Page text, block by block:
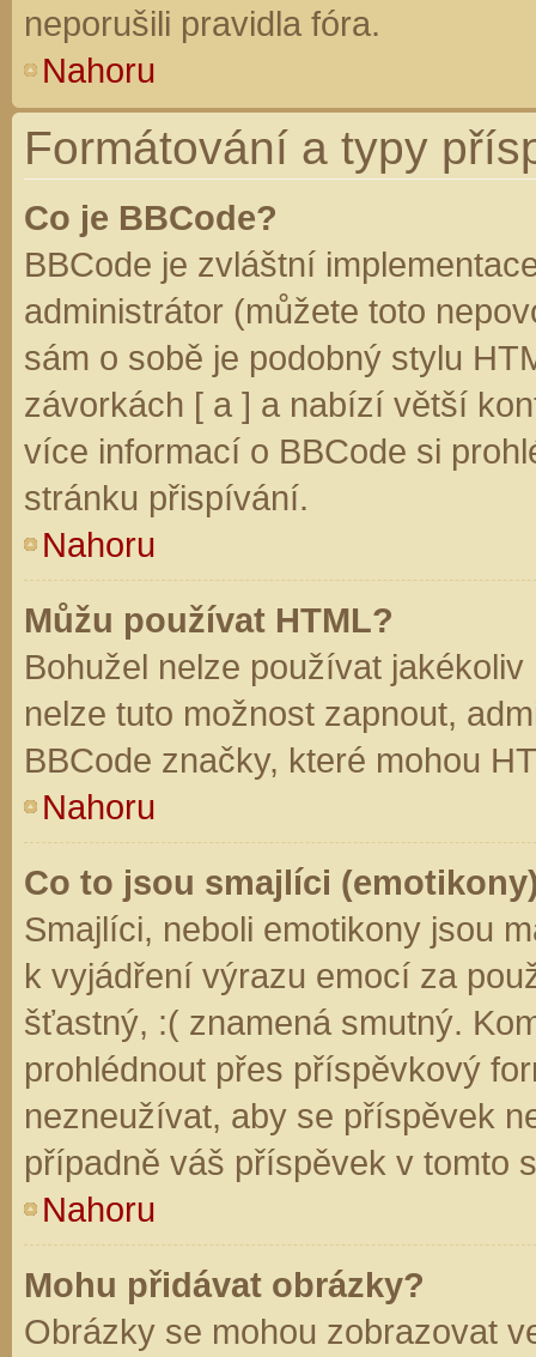
neporušili pravidla fóra.
Nahoru
Formátování a typy
Co je BBCode?
BBCode je zvláštní
administrátor (můžete toto
sám o sobě je podobný stylu
závorkách [ a ] a nabízí větší
více informací o BBCode si
stránku přispívání.
Nahoru
Můžu používat HTML?
Bohužel nelze používat
nelze tuto možnost zapnout,
BBCode značky, které mohou
Nahoru
Co to jsou smajlíci
Smajlíci, neboli emotikony jsou
k vyjádření výrazu emocí za
šťastný, :( znamená smutný.
prohlédnout přes příspěvkový
nezneužívat, aby se příspěvek
případně váš příspěvek v tomto
Nahoru
Mohu přidávat obrázky?
Obrázky se mohou zobrazovat